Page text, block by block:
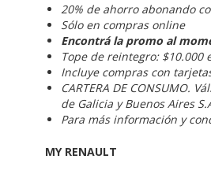
20% de ahorro abonando
Sólo en compras online
Encontrá la promo al
Tope de reintegro: $10.000
Incluye compras con
CARTERA DE
de Galicia y Buenos Aires
Para más información y
MY RENAULT